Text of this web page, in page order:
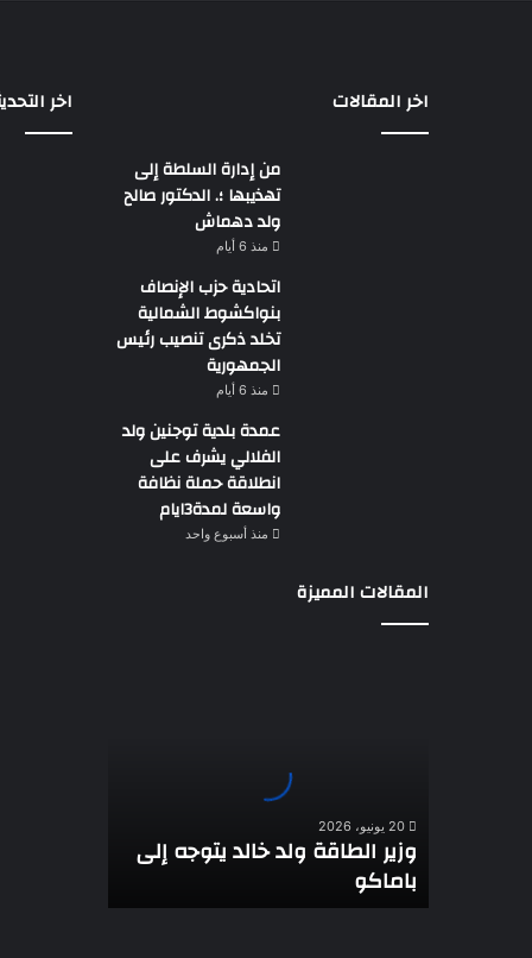
اخر المقالات
من إدارة السلطة إلى
تهذيبها ؛. الدكتور صالح
ولد دهماش
منذ 6 أيام
اتحادية حزب الإنصاف
بنواكشوط الشمالية
تخلد ذكرى تنصيب رئيس
الجمهورية
منذ 6 أيام
عمدة بلدية توجنين ولد
الفلالي يشرف على
انطلاقة حملة نظافة
واسعة لمدة3ايام
منذ أسبوع واحد
المقالات المميزة
20 يونيو، 2026
وزير الطاقة ولد خالد يتوجه إلى
باماكو
اخر